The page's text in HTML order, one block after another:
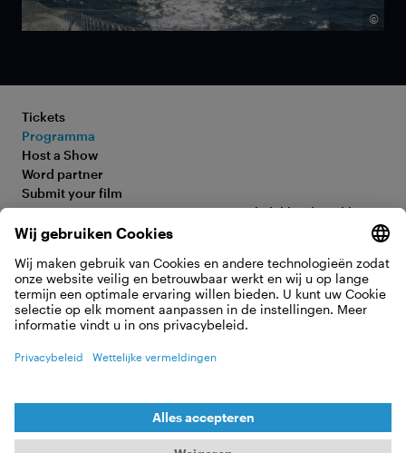
©
Home is the
Ocean
Tickets
Programma
Host a Show
Word partner
Submit your film
FAQ
Media Hub
Contact
Toegankelijkheidsverklaring
Legal Information
Cookie-instellingen